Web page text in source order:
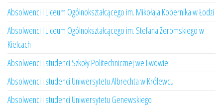
Absolwenci I Liceum Ogólnokształcącego im. Mikołaja Kopernika w Łodzi
Absolwenci I Liceum Ogólnokształcącego im. Stefana Żeromskiego w
Kielcach
Absolwenci i studenci Szkoły Politechnicznej we Lwowie
Absolwenci i studenci Uniwersytetu Albrechta w Królewcu
Absolwenci i studenci Uniwersytetu Genewskiego